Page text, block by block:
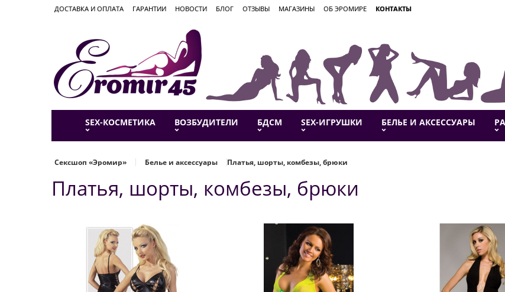
ДОСТАВКА И ОПЛАТА ГАРАНТИИ НОВОСТИ БЛОГ ОТЗЫВЫ МАГАЗИНЫ ОБ ЭРОМИРЕ КОНТАКТЫ
SEX-КОСМЕТИКА ВОЗБУДИТЕЛИ БДСМ SEX-ИГРУШКИ БЕЛЬЕ И АКСЕССУАРЫ
Сексшоп «Эромир» Белье и аксессуары Платья, шорты, комбезы, брюки
Платья, шорты, комбезы, брюки